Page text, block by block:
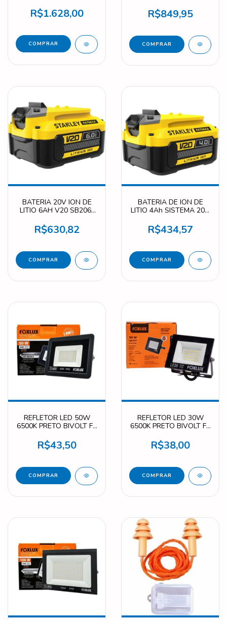
BIVOLT COM 2 BATERIA
(2Ah) E COM
SBG700D2K-BR
R$1.628,00
BATERIA E
CARREGADOR SBG700-
R$849,95
BATERIA 20V ION DE
LITIO 6AH V20 SB206-
R$630,82
BATERIA DE ION DE
LITIO 4Ah SISTEMA 20V
R$434,57
REFLETOR LED 50W
6500K PRETO BIVOLT FX
R$43,50
REFLETOR LED 30W
6500K PRETO BIVOLT FX
R$38,00